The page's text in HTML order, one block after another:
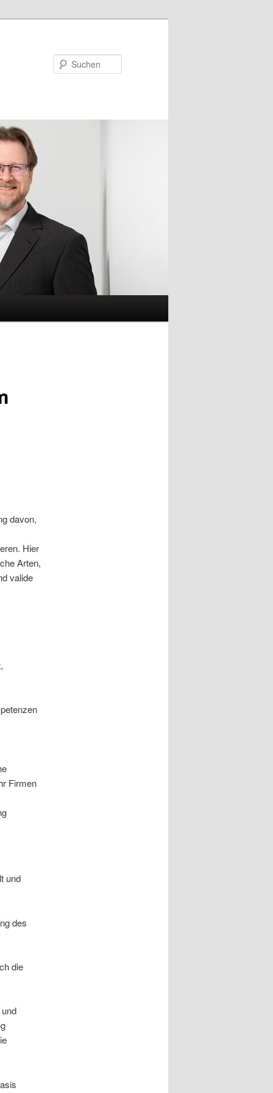
davon,
Hier
Arten,
valide
Firmen
und
des
die